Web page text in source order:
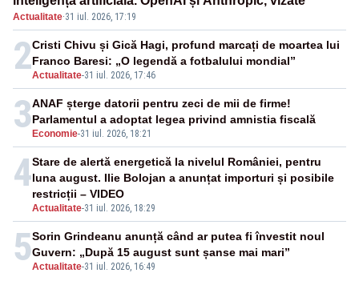
Actualitate·31 iul. 2026, 17:19
2Actualitate-31 iul. 2026, 17:46
Cristi Chivu și Gică Hagi, profund marcați de moartea lui
Franco Baresi: „O legendă a fotbalului mondial”
3 Economie-31 iul. 2026, 18:21
ANAF șterge datorii pentru zeci de mii de firme!
Parlamentul a adoptat legea privind amnistia fiscală
4
Actualitate-31 iul. 2026, 18:29
Stare de alertă energetică la nivelul României, pentru
luna august. Ilie Bolojan a anunțat importuri și posibile
restricții – VIDEO
5Actualitate-31 iul. 2026, 16:49
Sorin Grindeanu anunță când ar putea fi învestit noul
Guvern: „După 15 august sunt șanse mai mari”